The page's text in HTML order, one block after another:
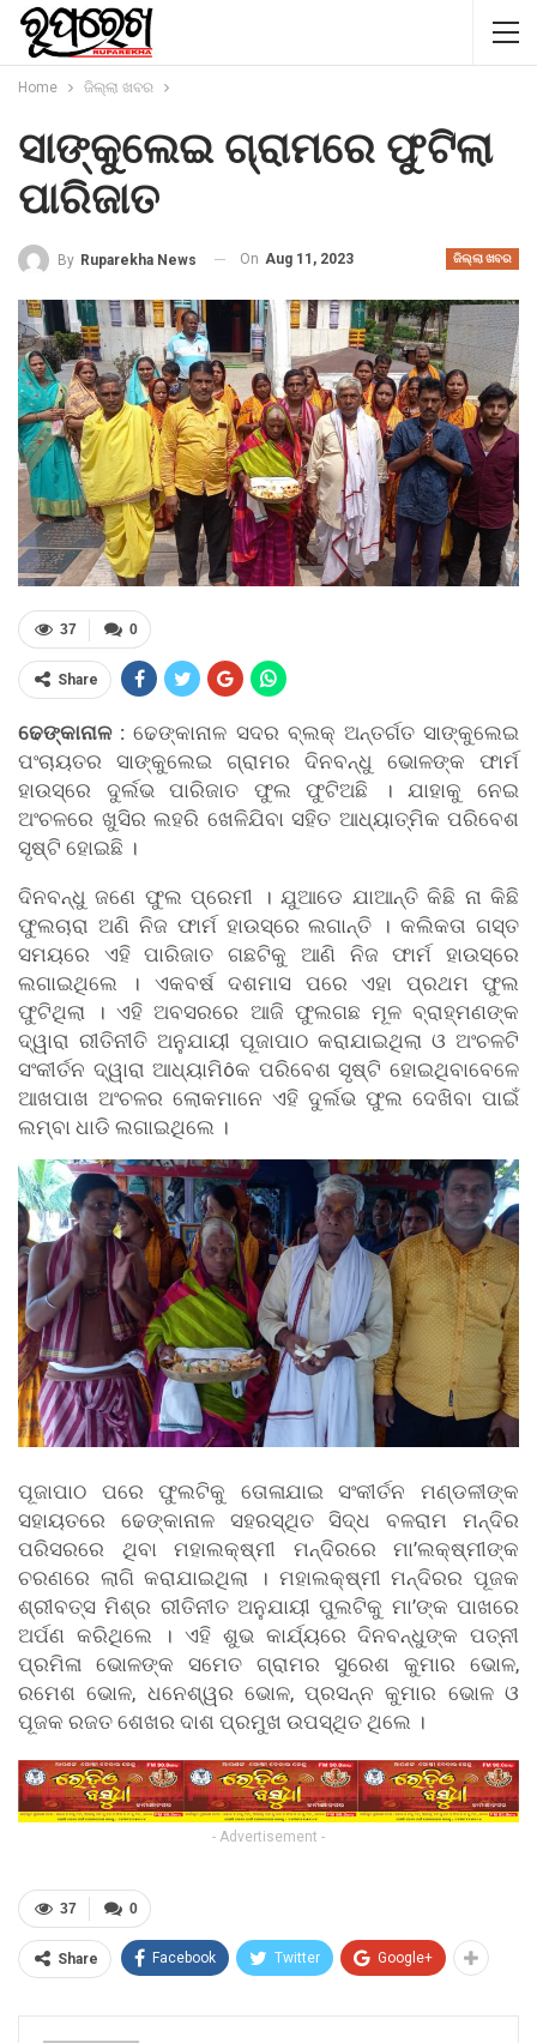
Home ଜିଲ୍ଲା ଖବର
ସାଙ୍କୁଲେଇ ଗ୍ରାମରେ ଫୁଟିଲା
ପାରିଜାତ
ଜିଲ୍ଲା ଖବର
By Ruparekha News On Aug 11, 2023
0
37
Share
ଢେଙ୍କାନାଳ : ଢେଙ୍କାନାଳ ସଦର ବ୍ଲକ୍ ଅନ୍ତର୍ଗତ ସାଙ୍କୁଲେଇ
ପଂଚାୟତର ସାଙ୍କୁଲେଇ ଗ୍ରାମର ଦିନବନ୍ଧୁ ଭୋଳଙ୍କ ଫାର୍ମ
ହାଉସ୍ରେ ଦୁର୍ଲଭ ପାରିଜାତ ଫୁଲ ଫୁଟିଅଛି । ଯାହାକୁ ନେଇ
ଅଂଚଳରେ ଖୁସିର ଲହରି ଖେଳିଯିବା ସହିତ ଆଧ୍ୟାତ୍ମିକ ପରିବେଶ
ସୃଷ୍ଟି ହୋଇଛି ।
ଦିନବନ୍ଧୁ ଜଣେ ଫୁଲ ପ୍ରେମୀ । ଯୁଆଡେ ଯାଆନ୍ତି କିଛି ନା କିଛି
ଫୁଲଚାରା ଅଣି ନିଜ ଫାର୍ମ ହାଉସ୍ରେ ଲଗାନ୍ତି । କଲିକତା ଗସ୍ତ
ସମୟରେ ଏହି ପାରିଜାତ ଗଛଟିକୁ ଆଣି ନିଜ ଫାର୍ମ ହାଉସ୍ରେ
ଲଗାଇଥିଲେ । ଏକବର୍ଷ ଦଶମାସ ପରେ ଏହା ପ୍ରଥମ ଫୁଲ
ଫୁଟିଥିଲା । ଏହି ଅବସରରେ ଆଜି ଫୁଲଗଛ ମୂଳ ବ୍ରାହ୍ମଣଙ୍କ
ଦ୍ୱାରା ରୀତିନୀତି ଅନୁଯାୟୀ ପୂଜାପାଠ କରାଯାଇଥିଲା ଓ ଅଂଚଳଟି
ସଂକୀର୍ତନ ଦ୍ୱାରା ଆଧ୍ୟାମିôକ ପରିବେଶ ସୃଷ୍ଟି ହୋଇଥିବାବେଳେ
ଆଖପାଖ ଅଂଚଳର ଲୋକମାନେ ଏହି ଦୁର୍ଲଭ ଫୁଲ ଦେଖିବା ପାଇଁ
ଲମ୍ବା ଧାଡି ଲଗାଇଥିଲେ ।
ପୂଜାପାଠ ପରେ ଫୁଲଟିକୁ ତୋଳାଯାଇ ସଂକୀର୍ତନ ମଣ୍ଡଳୀଙ୍କ
ସହାୟତରେ ଢେଙ୍କାନାଳ ସହରସ୍ଥିତ ସିଦ୍ଧ ବଳରାମ ମନ୍ଦିର
ପରିସରରେ ଥିବା ମହାଲକ୍ଷ୍ମୀ ମନ୍ଦିରରେ ମା’ଲକ୍ଷ୍ମୀଙ୍କ
ଚରଣରେ ଲାଗି କରାଯାଇଥିଲା । ମହାଲକ୍ଷ୍ମୀ ମନ୍ଦିରର ପୂଜକ
ଶ୍ରୀବତ୍ସ ମିଶ୍ର ରୀତିନୀତ ଅନୁଯାୟୀ ପୁଲଟିକୁ ମା’ଙ୍କ ପାଖରେ
ଅର୍ପଣ କରିଥିଲେ । ଏହି ଶୁଭ କାର୍ଯ୍ୟରେ ଦିନବନ୍ଧୁଙ୍କ ପତ୍ନୀ
ପ୍ରମିଳା ଭୋଳଙ୍କ ସମେତ ଗ୍ରାମର ସୁରେଶ କୁମାର ଭୋଳ,
ରମେଶ ଭୋଳ, ଧନେଶ୍ୱର ଭୋଳ, ପ୍ରସନ୍ନ କୁମାର ଭୋଳ ଓ
ପୂଜକ ରଜତ ଶେଖର ଦାଶ ପ୍ରମୁଖ ଉପସ୍ଥିତ ଥିଲେ ।
- Advertisement -
0
37
Share Facebook Twitter Google+